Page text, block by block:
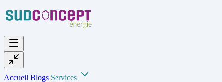
Accueil Blogs Services